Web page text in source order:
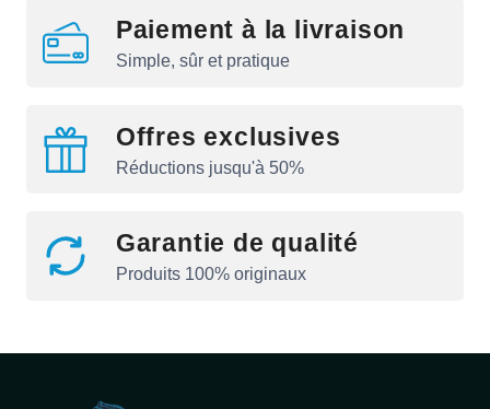
Paiement à la livraison
Simple, sûr et pratique
Offres exclusives
Réductions jusqu'à 50%
Garantie de qualité
Produits 100% originaux